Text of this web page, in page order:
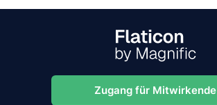
Zugang für Mitwirkende